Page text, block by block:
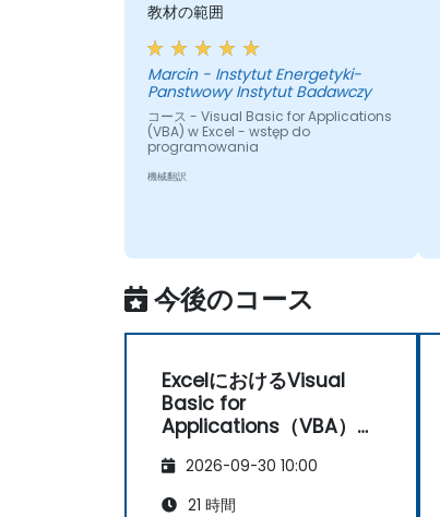
教材の範囲
Marcin - Instytut Energetyki-
Panstwowy Instytut Badawczy
コース - Visual Basic for Applications
(VBA) w Excel - wstęp do
programowania
機械翻訳
今後のコース
ExcelにおけるVisual
Basic for
Applications（VBA）入
礎 2026-09-30 10:00
21 時間